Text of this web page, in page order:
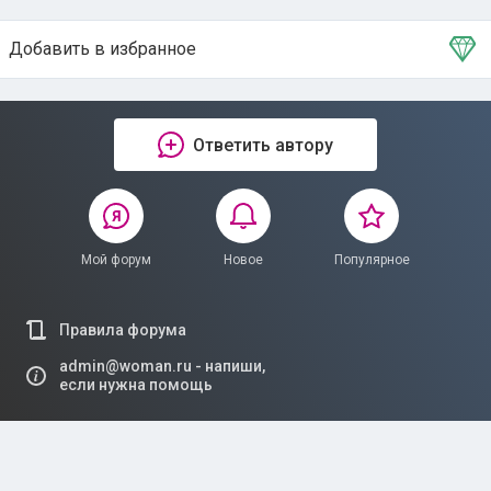
Добавить в избранное
Тема в избранном
Ответить автору
Мой форум Новое Популярное
Правила форума
admin@woman.ru - напиши,
если нужна помощь